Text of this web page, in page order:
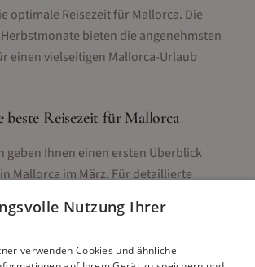
optimale Reisezeit für Mallorca. Die
bieten die angenehmsten
einen vielseitigen Mallorca-Urlaub
beste Reisezeit für Mallorca
geben Ihnen einen ersten Überblick
Mallorca im März. Für detaillierte
und Reisetipps besuchen Sie
Nutzung Ihrer
verwenden Cookies und ähnliche